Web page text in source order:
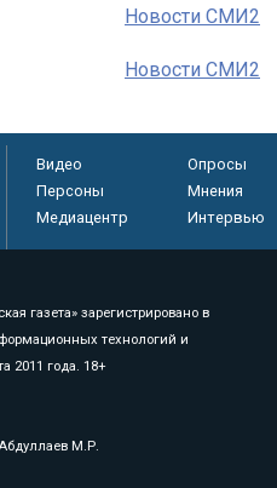
Новости СМИ2
Новости СМИ2
Видео Опросы
Персоны
Мнения
Медиацентр
Интервью
газета» зарегистрировано в
технологий и
2011 года. 18+
М.Р.